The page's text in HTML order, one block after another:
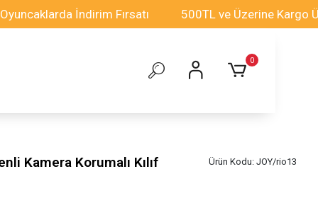
İndirim Fırsatı 500TL ve Üzerine Kargo Ücretsiz!
0
Kamera Korumalı Kılıf Ürün Kodu: JOY/rio13